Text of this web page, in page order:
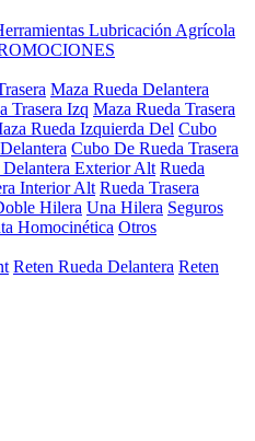
Lubricación Agrícola
Maza Rueda Delantera
Trasera Izq Maza Rueda Trasera
Rueda Izquierda Del Cubo
Cubo De Rueda Trasera
Delantera Exterior Alt Rueda
Interior Alt Rueda Trasera
Hilera Una Hilera Seguros
Homocinética Otros
Reten Rueda Delantera Reten